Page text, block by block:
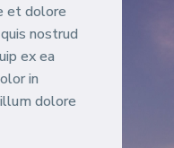
et dolore
nostrud
ex ea
in
dolore